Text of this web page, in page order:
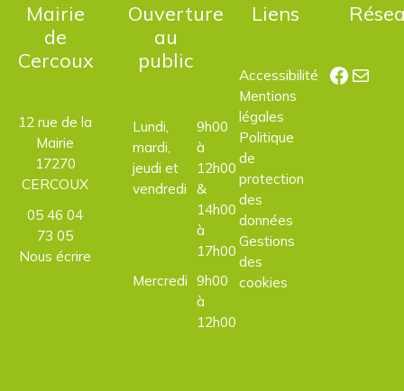
Mairie
de
Cercoux
12 rue de la
Mairie
17270
CERCOUX
05 46 04
73 05
Nous écrire
Ouverture
au
public
Lundi,
mardi,
jeudi et
vendredi
9h00
à
12h00
&
14h00
à
17h00
Mercredi 9h00
à
12h00
Liens
Accessibilité
Mentions
légales
Politique
de
protection
des
données
Gestions
des
cookies
E-mail